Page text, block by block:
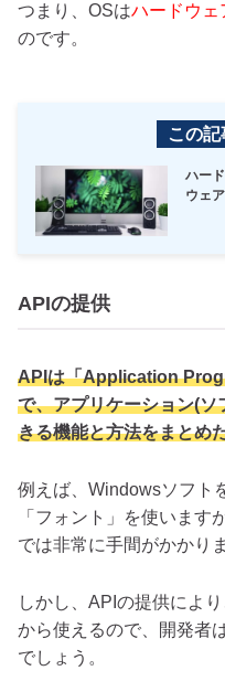
つまり、OSはハードウェ
のです。
この
ハー
ウェ
APIの提供
APIは「Application
で、アプリケーション(ソ
きる機能と方法をまとめ
例えば、Windowsソフト
「フォント」を使います
では非常に手間がかかり
しかし、APIの提供によ
から使えるので、開発者
でしょう。